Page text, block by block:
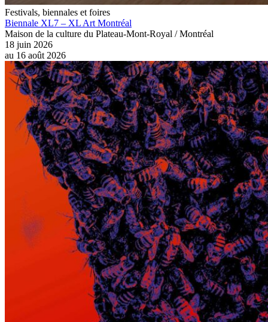
Festivals, biennales et foires
Biennale XL7 – XL Art Montréal
Maison de la culture du Plateau-Mont-Royal / Montréal
18 juin 2026
au 16 août 2026